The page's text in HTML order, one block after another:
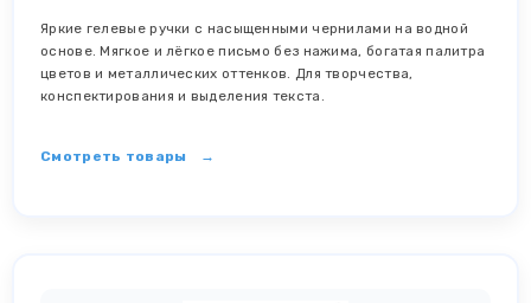
Яркие гелевые ручки с насыщенными чернилами на водной
основе. Мягкое и лёгкое письмо без нажима, богатая палитра
цветов и металлических оттенков. Для творчества,
конспектирования и выделения текста.
Смотреть товары